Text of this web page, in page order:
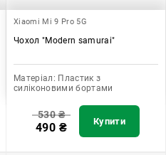
Xiaomi Mi 9 Pro 5G
Чохол "Modern samurai"
Матеріал: Пластик з
силіконовими бортами
530₴
490 ₴ Купити